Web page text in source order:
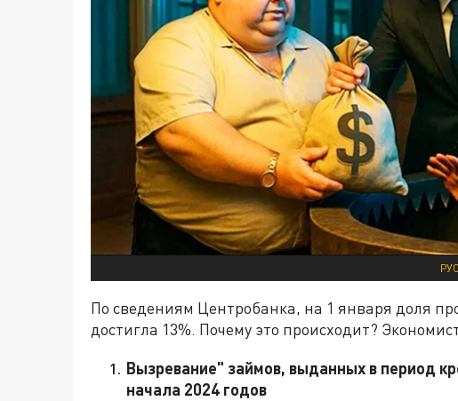
По сведениям Центробанка, на 1 января доля
достигла 13%. Почему это происходит?
Вызревание" займов, выданных в период
начала 2024 годов